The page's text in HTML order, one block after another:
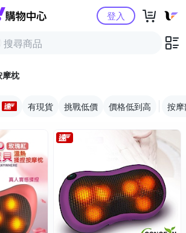
Yahoo購物中心登入
摩枕
有現貨 挑戰低價 價格低到高 按